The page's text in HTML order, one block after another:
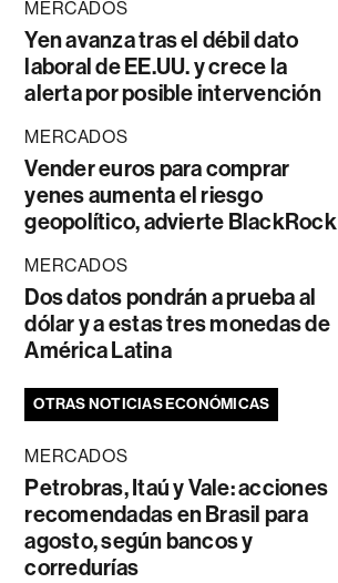
MERCADOS
Yen avanza tras el débil dato
laboral de EE.UU. y crece la
alerta por posible intervención
MERCADOS
Vender euros para comprar
yenes aumenta el riesgo
geopolítico, advierte BlackRock
MERCADOS
Dos datos pondrán a prueba al
dólar y a estas tres monedas de
América Latina
OTRAS NOTICIAS ECONÓMICAS
MERCADOS
Petrobras, Itaú y Vale: acciones
recomendadas en Brasil para
agosto, según bancos y
corredurías